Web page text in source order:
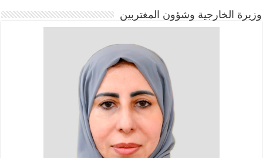
وزيرة الخارجية وشؤون المغتربين